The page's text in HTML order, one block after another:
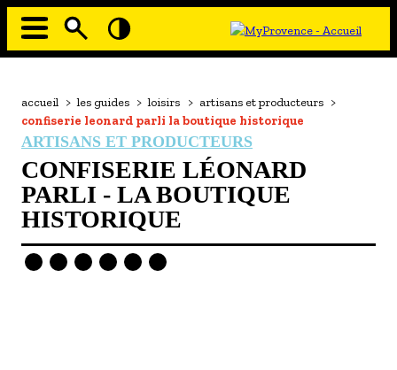
Aller
principale
À MOI LA CULTURE
AU GRAND AIR
PASSEZ À TABLE
SOUS TOUTES LES COUTUMES
TOURISME ET HANDICAP
Fil
d'Ariane
accueil > les guides > loisirs > artisans et producteurs >
confiserie leonard parli la boutique historique
ARTISANS ET PRODUCTEURS
CONFISERIE LÉONARD
PARLI - LA BOUTIQUE
HISTORIQUE